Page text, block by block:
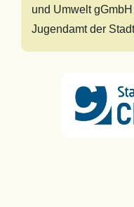
und Umwelt
Jugendamt der